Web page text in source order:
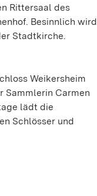
Rittersaal des
Besinnlich wird
Stadtkirche.
Weikersheim
Sammlerin Carmen
lädt die
Schlösser und